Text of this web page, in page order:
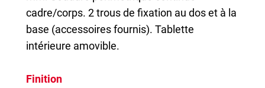
cadre/corps. 2 trous de fixation au dos et à la
base (accessoires fournis). Tablette
intérieure amovible.
Finition